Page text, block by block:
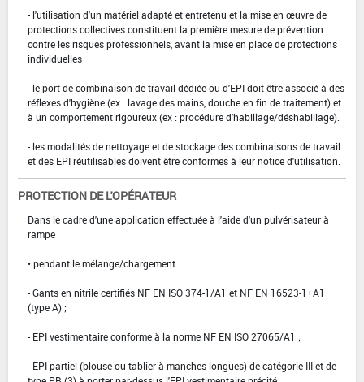
- l'utilisation d'un matériel adapté et entretenu et la mise en œuvre de
protections collectives constituent la première mesure de prévention
contre les risques professionnels, avant la mise en place de protections
individuelles
- le port de combinaison de travail dédiée ou d'EPI doit être associé à des
réflexes d'hygiène (ex : lavage des mains, douche en fin de traitement) et
à un comportement rigoureux (ex : procédure d'habillage/déshabillage).
- les modalités de nettoyage et de stockage des combinaisons de travail
et des EPI réutilisables doivent être conformes à leur notice d'utilisation.
PROTECTION DE L'OPÉRATEUR
Dans le cadre d'une application effectuée à l'aide d'un pulvérisateur à
rampe
• pendant le mélange/chargement
- Gants en nitrile certifiés NF EN ISO 374-1/A1 et NF EN 16523-1+A1
(type A) ;
- EPI vestimentaire conforme à la norme NF EN ISO 27065/A1 ;
- EPI partiel (blouse ou tablier à manches longues) de catégorie III et de